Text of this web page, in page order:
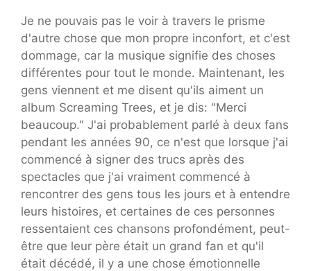
Je ne pouvais pas le voir à travers le prisme
d'autre chose que mon propre inconfort, et c'est
dommage, car la musique signifie des choses
différentes pour tout le monde. Maintenant, les
gens viennent et me disent qu'ils aiment un
album Screaming Trees, et je dis: "Merci
beaucoup." J'ai probablement parlé à deux fans
pendant les années 90, ce n'est que lorsque j'ai
commencé à signer des trucs après des
spectacles que j'ai vraiment commencé à
rencontrer des gens tous les jours et à entendre
leurs histoires, et certaines de ces personnes
ressentaient ces chansons profondément, peut-
être que leur père était un grand fan et qu'il
était décédé, il y a une chose émotionnelle